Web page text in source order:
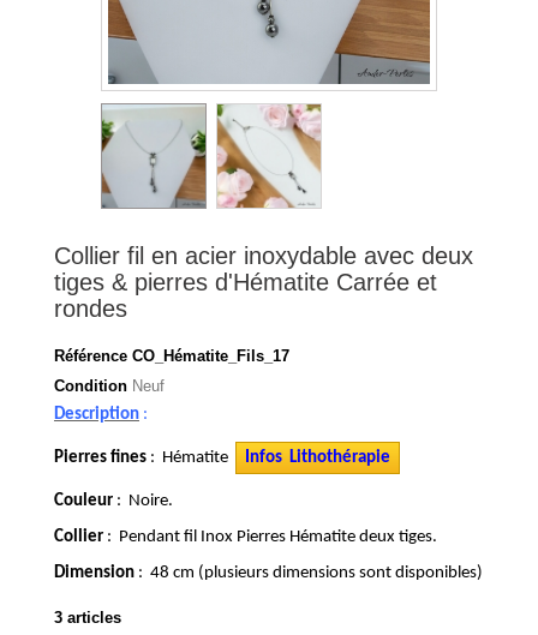
Collier fil en acier inoxydable avec deux
tiges & pierres d'Hématite Carrée et
rondes
Référence CO_Hématite_Fils_17
Condition Neuf
Description :
Pierres fines : Hématite Infos Lithothérapie
Couleur : Noire.
Collier : Pendant fil Inox Pierres Hématite deux tiges.
Dimension : 48 cm (plusieurs dimensions sont disponibles)
3 articles